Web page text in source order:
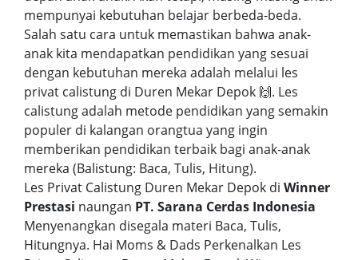
mempunyai kebutuhan belajar berbeda-beda.
Salah satu cara untuk memastikan bahwa anak-
anak kita mendapatkan pendidikan yang sesuai
dengan kebutuhan mereka adalah melalui les
privat calistung di Duren Mekar Depok 🙌. Les
calistung adalah metode pendidikan yang semakin
populer di kalangan orangtua yang ingin
memberikan pendidikan terbaik bagi anak-anak
mereka (Balistung: Baca, Tulis, Hitung).
Les Privat Calistung Duren Mekar Depok di Winner
Prestasi naungan PT. Sarana Cerdas Indonesia
Menyenangkan disegala materi Baca, Tulis,
Hitungnya. Hai Moms & Dads Perkenalkan Les